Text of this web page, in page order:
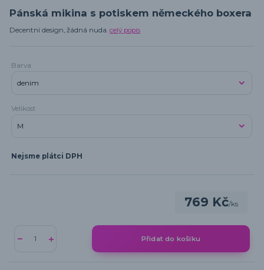
Pánská mikina s potiskem německého boxera
Decentní design, žádná nuda. celý popis
Barva
Velikost
Nejsme plátci DPH
769 Kč/ks
Přidat do košíku